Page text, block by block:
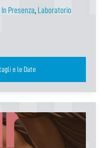
In Presenza, Laboratorio
Vedi tutti i Dettagli e le Date